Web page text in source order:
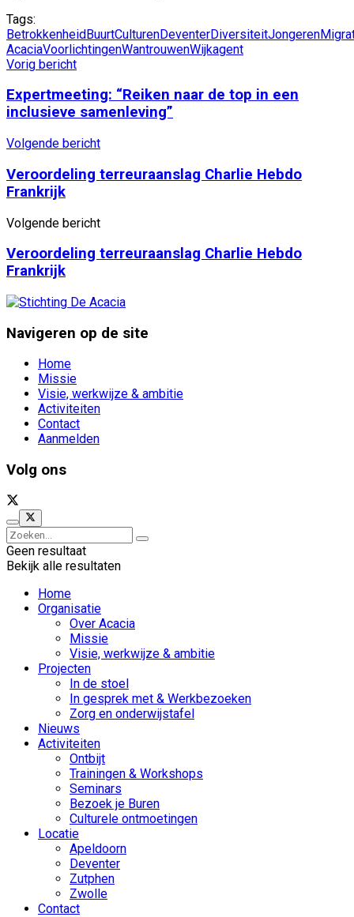
Tags:
BetrokkenheidBuurtCulturenDeventerDiversiteitJongeren
AcaciaVoorlichtingenWantrouwenWijkagent
Vorig bericht
Expertmeeting: “Reiken naar de top in een
inclusieve samenleving”
Volgende bericht
Veroordeling terreuraanslag Charlie Hebdo
Frankrijk
Volgende bericht
Veroordeling terreuraanslag Charlie Hebdo
Frankrijk
Navigeren op de site
Home
Missie
Visie, werkwijze & ambitie
Activiteiten
Contact
Aanmelden
Volg ons
Geen resultaat
Bekijk alle resultaten
Home
Organisatie
Over Acacia
Missie
Visie, werkwijze & ambitie
Projecten
In de stoel
In gesprek met & Werkbezoeken
Zorg en onderwijstafel
Nieuws
Activiteiten
Ontbijt
Trainingen & Workshops
Seminars
Bezoek je Buren
Culturele ontmoetingen
Locatie
Apeldoorn
Deventer
Zutphen
Zwolle
Contact